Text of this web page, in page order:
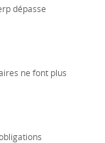
dépasse
ne font plus